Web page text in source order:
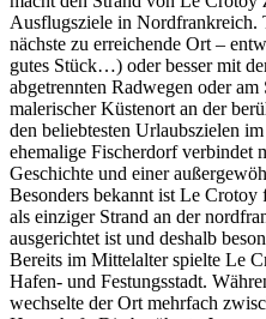
Ausflugsziele in
nächste zu erreichende Ort –
gutes Stück…) oder besser mit
abgetrennten Radwegen oder
malerischer Küstenort an der
den beliebtesten Urlaubszielen
ehemalige Fischerdorf verbindet
Geschichte und einer
Besonders bekannt ist Le Crotoy
als einziger Strand an der
ausgerichtet ist und deshalb
Bereits im Mittelalter spielte Le
Hafen- und Festungsstadt.
wechselte der Ort mehrfach